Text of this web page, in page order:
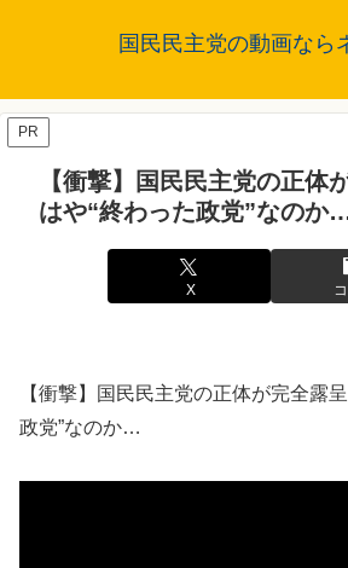
国民民主党の動画なら
PR
【衝撃】国民民主党の正体
はや“終わった政党”なのか
X
【衝撃】国民民主党の正体が完全露
政党”なのか…